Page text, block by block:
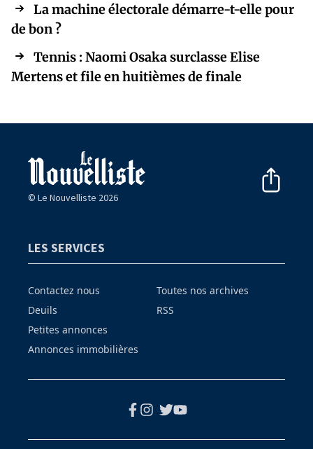
La machine électorale démarre-t-elle pour
de bon ?
Tennis : Naomi Osaka surclasse Elise
Mertens et file en huitièmes de finale
© Le Nouvelliste 2026
LES SERVICES
Contactez nous
Deuils
Petites annonces
Annonces immobilières
Toutes nos archives
RSS